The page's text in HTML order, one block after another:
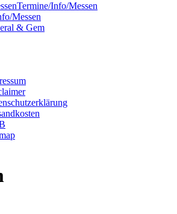
Termine/Info/Messen
Messen
& Gem